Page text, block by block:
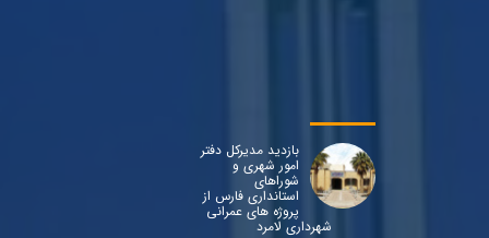
بازدید مدیرکل دفتر
امور شهری و
شوراهای
استانداری فارس از
پروژه های عمرانی
شهرداری لامرد